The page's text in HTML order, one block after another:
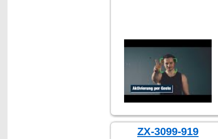
ZX-3099-919